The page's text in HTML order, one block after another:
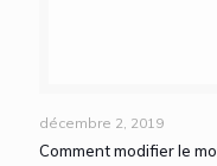
décembre 2, 2019
Comment modifier le